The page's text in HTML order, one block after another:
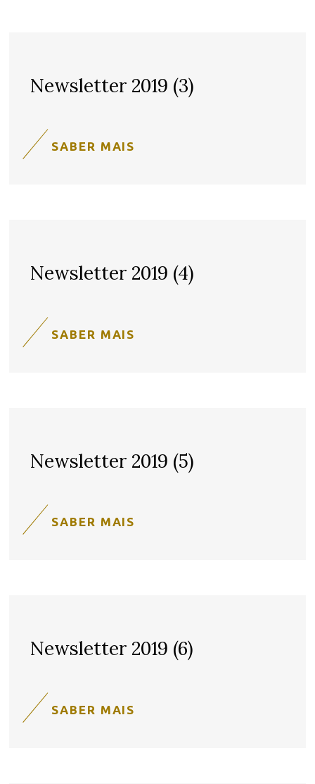
Newsletter 2019 (3)
SABER MAIS
Newsletter 2019 (4)
SABER MAIS
Newsletter 2019 (5)
SABER MAIS
Newsletter 2019 (6)
SABER MAIS